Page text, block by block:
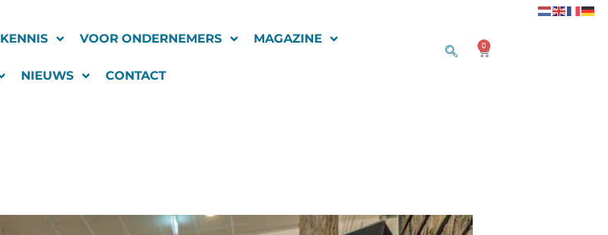
KENNIS VOOR ONDERNEMERS MAGAZINE
NIEUWS CONTACT
0
Winkelwagen